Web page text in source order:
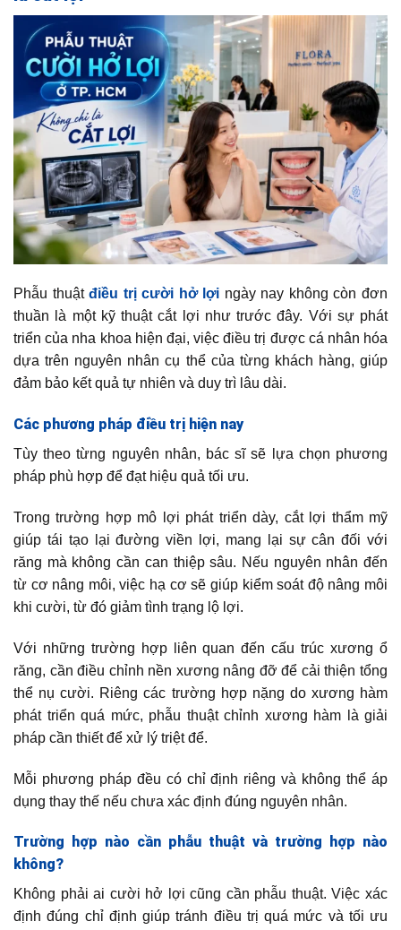
Phẫu thuậtđiều trị cười hở lợi ngày nay không còn đơn
thuần là một kỹ thuật cắt lợi như trước đây. Với sự phát
triển của nha khoa hiện đại, việc điều trị được cá nhân hóa
dựa trên nguyên nhân cụ thể của từng khách hàng, giúp
đảm bảo kết quả tự nhiên và duy trì lâu dài.
Các phương pháp điều trị hiện nay
Tùy theo từng nguyên nhân, bác sĩ sẽ lựa chọn phương
pháp phù hợp để đạt hiệu quả tối ưu.
Trong trường hợp mô lợi phát triển dày, cắt lợi thẩm mỹ
giúp tái tạo lại đường viền lợi, mang lại sự cân đối với
răng mà không cần can thiệp sâu. Nếu nguyên nhân đến
từ cơ nâng môi, việc hạ cơ sẽ giúp kiểm soát độ nâng môi
khi cười, từ đó giảm tình trạng lộ lợi.
Với những trường hợp liên quan đến cấu trúc xương ổ
răng, cần điều chỉnh nền xương nâng đỡ để cải thiện tổng
thể nụ cười. Riêng các trường hợp nặng do xương hàm
phát triển quá mức, phẫu thuật chỉnh xương hàm là giải
pháp cần thiết để xử lý triệt để.
Mỗi phương pháp đều có chỉ định riêng và không thể áp
dụng thay thế nếu chưa xác định đúng nguyên nhân.
Trường hợp nào cần phẫu thuật và trường hợp nào
không?
Không phải ai cười hở lợi cũng cần phẫu thuật. Việc xác
định đúng chỉ định giúp tránh điều trị quá mức và tối ưu